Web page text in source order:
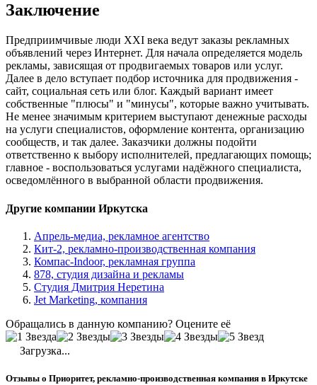
Заключение
Предприимчивые люди XXI века ведут заказы рекламных
объявлений через Интернет. Для начала определяется модель
рекламы, зависящая от продвигаемых товаров или услуг.
Далее в дело вступает подбор источника для продвижения -
сайт, социальная сеть или блог. Каждый вариант имеет
собственные "плюсы" и "минусы", которые важно учитывать.
Не менее значимым критерием выступают денежные расходы
на услуги специалистов, оформление контента, организацию
сообществ, и так далее. Заказчики должны подойти
ответственно к выбору исполнителей, предлагающих помощь;
главное - воспользоваться услугами надёжного специалиста,
осведомлённого в выбранной области продвижения.
Другие компании Иркутска
Апрель-медиа, рекламное агентство
Кит-2, рекламно-производственная компания
Компас-Indoor, рекламная группа
878, студия дизайна и рекламы
Студия Дмитрия Неретина
Jet Marketing, компания
Обращались в данную компанию? Оцените её
Загрузка...
Отзывы о Приоритет, рекламно-производственная компания в Иркутске